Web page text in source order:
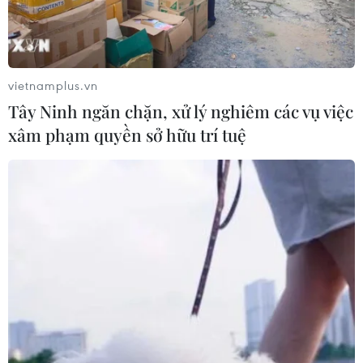
Chàng trai Pháp đạp xe vượt
19.000km tới Việt Nam
28/06/2026 00:22
Thủ đô Indonesia đau đầu giải bài
toán “bùng nổ dân số” mèo hoang
Sơn La: Tìm nguyên nhân đốm lửa tự
cháy trên sân bêtông khi nắng nóng
03/06/2026 12:07
vietnamplus.vn
Tây Ninh ngăn chặn, xử lý nghiêm các vụ việc
xâm phạm quyền sở hữu trí tuệ